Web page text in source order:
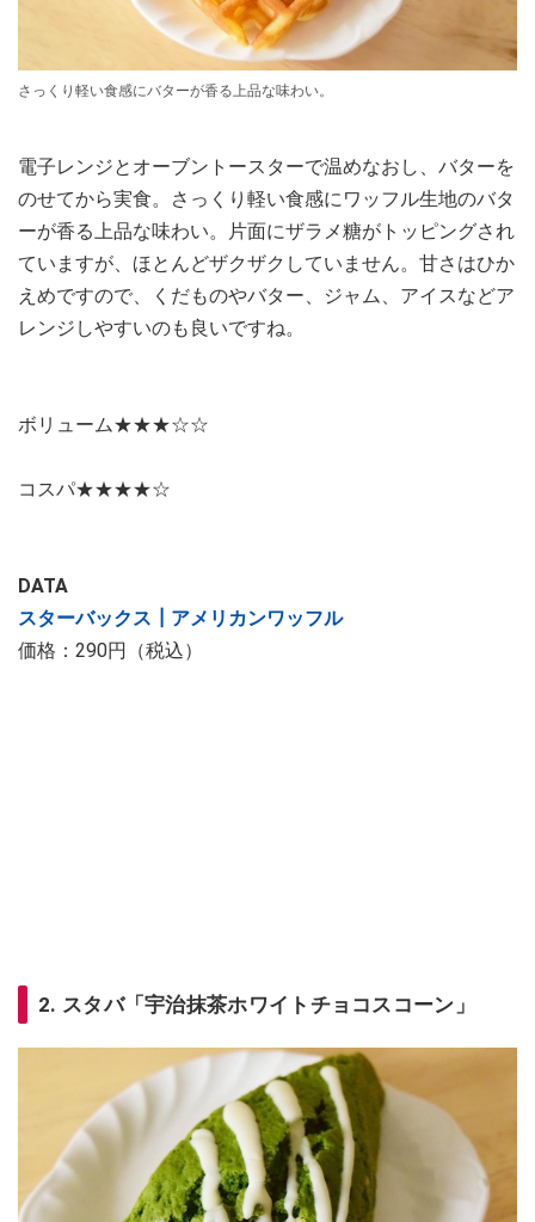
さっくり軽い食感にバターが香る上品な味わい。
電子レンジとオーブントースターで温めなおし、バターを
のせてから実食。さっくり軽い食感にワッフル生地のバタ
ーが香る上品な味わい。片面にザラメ糖がトッピングされ
ていますが、ほとんどザクザクしていません。甘さはひか
えめですので、くだものやバター、ジャム、アイスなどア
レンジしやすいのも良いですね。
ボリューム★★★☆☆
コスパ★★★★☆
DATA
スターバックス┃アメリカンワッフル
価格：290円（税込）
2. スタバ「宇治抹茶ホワイトチョコスコーン」